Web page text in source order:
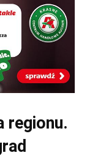
regionu.